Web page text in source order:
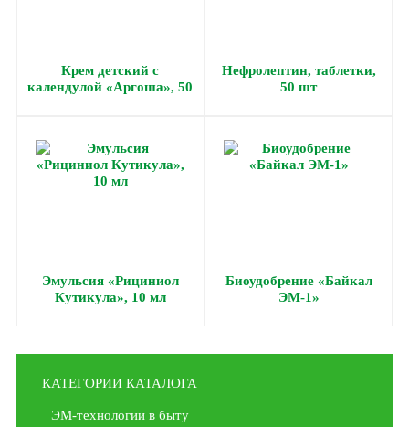
Крем детский с
календулой «Аргоша», 50
Нефролептин, таблетки,
50 шт
Эмульсия «Рициниол
Кутикула», 10 мл
Биоудобрение «Байкал
ЭМ-1»
КАТЕГОРИИ КАТАЛОГА
ЭМ-технологии в быту